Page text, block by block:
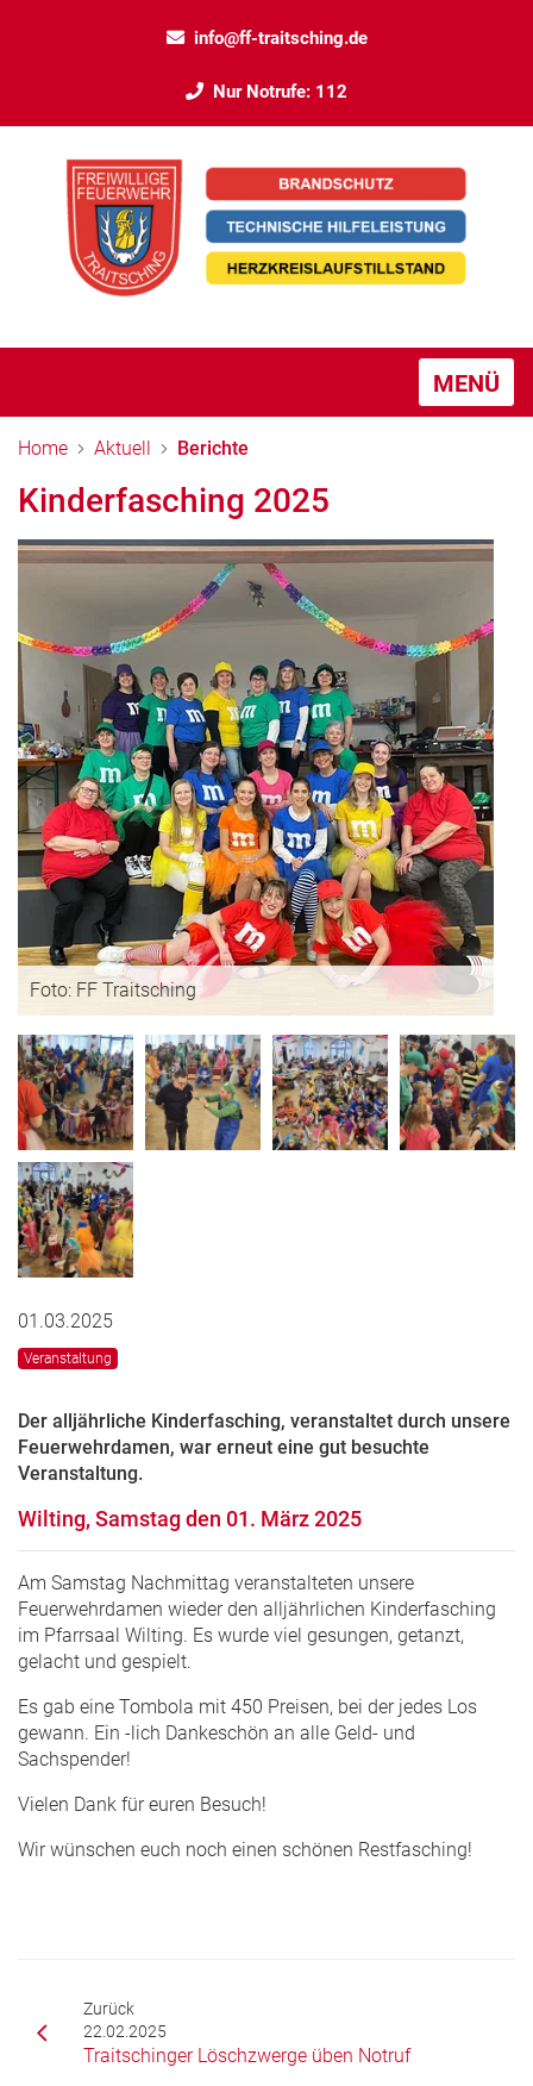
info@ff-traitsching.de
Nur Notrufe: 112
MENÜ
Home Aktuell Berichte
Kinderfasching 2025
Foto: FF Traitsching
01.03.2025
Veranstaltung
Der alljährliche Kinderfasching, veranstaltet durch unsere
Feuerwehrdamen, war erneut eine gut besuchte
Veranstaltung.
Wilting, Samstag den 01. März 2025
Am Samstag Nachmittag veranstalteten unsere
Feuerwehrdamen wieder den alljährlichen Kinderfasching
im Pfarrsaal Wilting. Es wurde viel gesungen, getanzt,
gelacht und gespielt.
Es gab eine Tombola mit 450 Preisen, bei der jedes Los
gewann. Ein -lich Dankeschön an alle Geld- und
Sachspender!
Vielen Dank für euren Besuch!
Wir wünschen euch noch einen schönen Restfasching!
Zurück
22.02.2025
Traitschinger Löschzwerge üben Notruf